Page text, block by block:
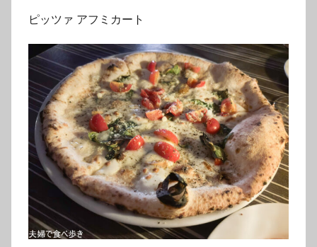
ピッツァ アフミカート